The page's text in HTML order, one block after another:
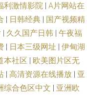
利激情影院 | A片网站在
| 日韩经典 | 国产视频精
| 久久国产日韩 | 午夜福
| 日本三级网址 | 伊甸湖
本社区 | 欧美图片区无
| 高清资源在线播放 | 亚
综合色区中文 | 亚洲欧